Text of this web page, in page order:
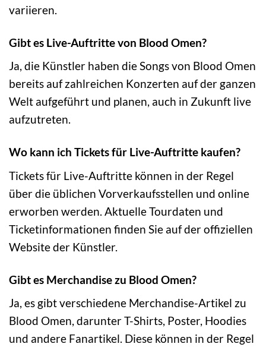
variieren.
Gibt es Live-Auftritte von Blood Omen?
Ja, die Künstler haben die Songs von Blood Omen
bereits auf zahlreichen Konzerten auf der ganzen
Welt aufgeführt und planen, auch in Zukunft live
aufzutreten.
Wo kann ich Tickets für Live-Auftritte kaufen?
Tickets für Live-Auftritte können in der Regel
über die üblichen Vorverkaufsstellen und online
erworben werden. Aktuelle Tourdaten und
Ticketinformationen finden Sie auf der offiziellen
Website der Künstler.
Gibt es Merchandise zu Blood Omen?
Ja, es gibt verschiedene Merchandise-Artikel zu
Blood Omen, darunter T-Shirts, Poster, Hoodies
und andere Fanartikel. Diese können in der Regel